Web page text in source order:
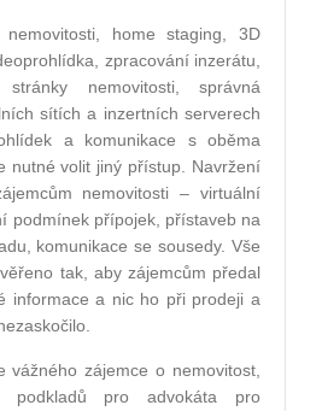
nemovitosti, home staging, 3D
zpracování inzerátu,
stránky nemovitosti, správná
ch sítích a inzertních serverech
a komunikace s oběma
nutnévolit jiný přístup. Navržení
nemovitosti –virtuální
podmínek přípojek, přístaveb na
komunikace se sousedy. Vše
tak, aby zájemcům předal
informace a nic ho při prodeji a
ilo.
vážného zájemce o nemovitost,
podkladů pro advokáta pro